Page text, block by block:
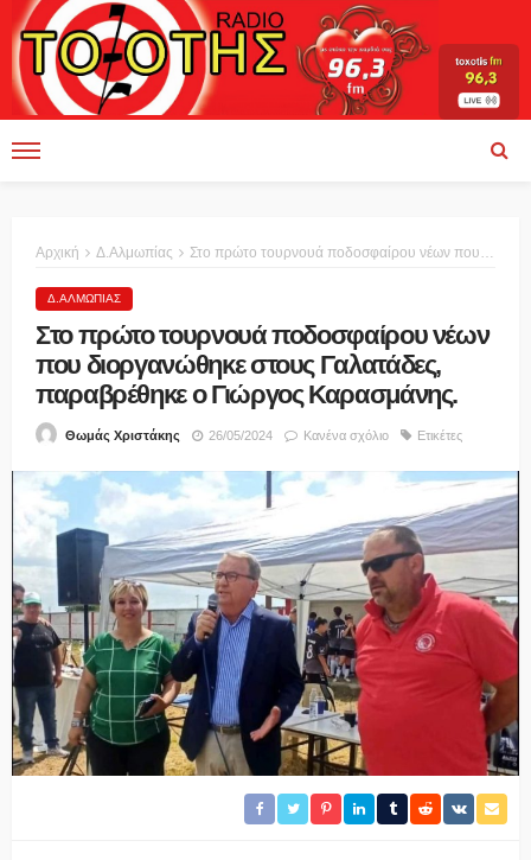
Αρχική Δ.Αλμωπίας Στο πρώτο τουρνουά ποδοσφαίρου νέων που διοργανώθηκε στους Γαλατάδες, παραβρέθηκε ο Γιώργος Καρασμάνης.
Δ.ΑΛΜΩΠΊΑΣ
Στο πρώτο τουρνουά ποδοσφαίρου νέων
που διοργανώθηκε στους Γαλατάδες,
παραβρέθηκε ο Γιώργος Καρασμάνης.
Θωμάς Χριστάκης 26/05/2024 Κανένα σχόλιο Ετικέτες